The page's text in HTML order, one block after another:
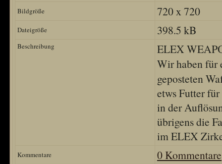
Bildgröße 720 x 720
Dateigröße 398.5 kB
Beschreibung
ELEX
Wir haben für
geposteten
etws Futter
in der
übrigens die
im ELEX
Kommentare 0 Kommentare